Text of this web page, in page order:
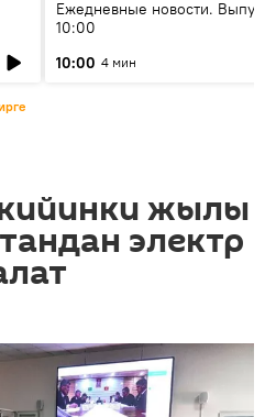
Ежедневные новости.
10:00
10:00 4 мин
жылы
электр